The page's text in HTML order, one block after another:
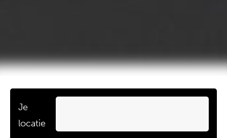
Je
locatie